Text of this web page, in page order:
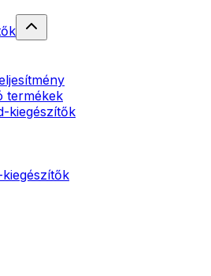
termékek
kiegészítők